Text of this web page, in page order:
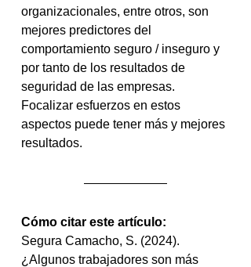
organizacionales, entre otros, son
mejores predictores del
comportamiento seguro / inseguro y
por tanto de los resultados de
seguridad de las empresas.
Focalizar esfuerzos en estos
aspectos puede tener más y mejores
resultados.
Cómo citar este artículo:
Segura Camacho, S. (2024).
¿Algunos trabajadores son más